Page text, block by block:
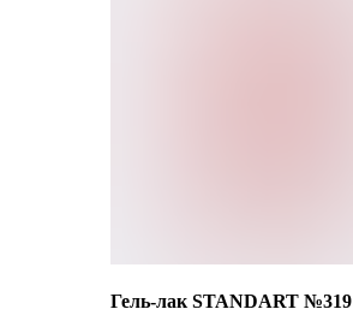
Гель-лак STANDART №319